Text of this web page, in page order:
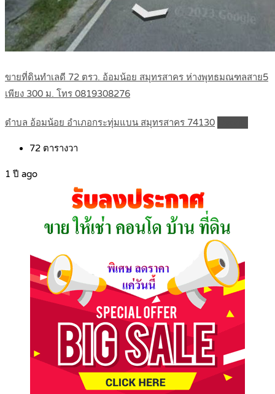
ขายที่ดินทำเลดี 72 ตรว. อ้อมน้อย สมุทรสาคร ห่างพุทธมณฑลสาย5
เพียง 300 ม. โทร 0819308276
ตำบล อ้อมน้อย อำเภอกระทุ่มแบน สมุทรสาคร 74130
72 ตารางวา
1 ปี ago